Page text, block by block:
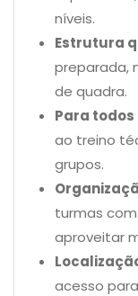
níveis.
Estrutura
preparada,
de quadra.
Para todos
ao treino
grupos.
turmas
aproveitar
acesso